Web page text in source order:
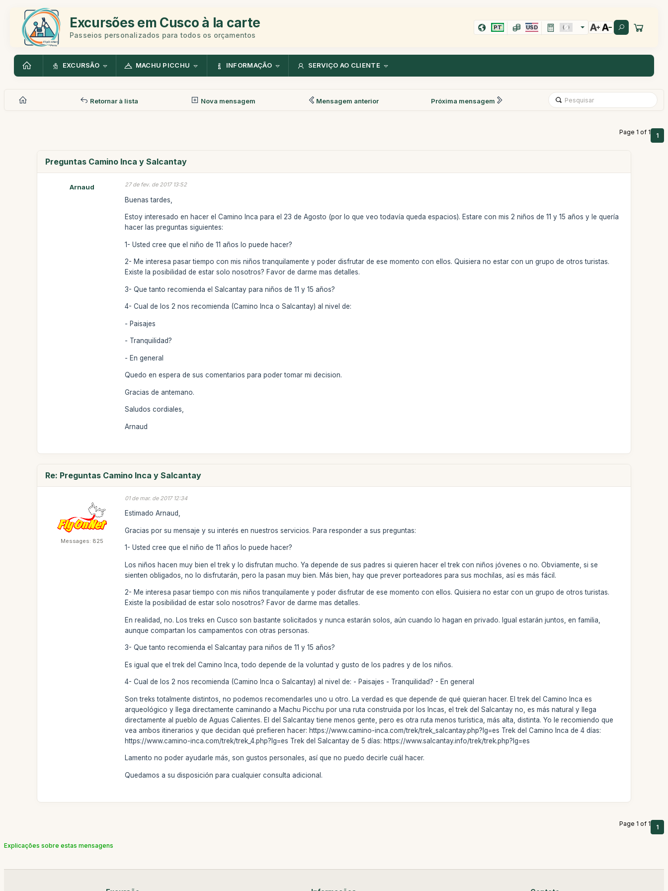
Excursões em Cusco à la carte
Passeios personalizados para todos os orçamentos
PT USD
EXCURSÃO MACHU PICCHU INFORMAÇÃO SERVIÇO AO CLIENTE
Retornar à lista Nova mensagem Mensagem anterior Próxima mensagem
Page 1 of 1 1
Preguntas Camino Inca y Salcantay
Arnaud 27 de fev. de 2017 13:52
Buenas tardes,
Estoy interesado en hacer el Camino Inca para el 23 de Agosto (por lo que veo todavía queda espacios). Estare con mis 2 niños de 11 y 15 años y le quería
hacer las preguntas siguientes:
1- Usted cree que el niño de 11 años lo puede hacer?
2- Me interesa pasar tiempo con mis niños tranquilamente y poder disfrutar de ese momento con ellos. Quisiera no estar con un grupo de otros turistas.
Existe la posibilidad de estar solo nosotros? Favor de darme mas detalles.
3- Que tanto recomienda el Salcantay para niños de 11 y 15 años?
4- Cual de los 2 nos recomienda (Camino Inca o Salcantay) al nivel de:
- Paisajes
- Tranquilidad?
- En general
Quedo en espera de sus comentarios para poder tomar mi decision.
Gracias de antemano.
Saludos cordiales,
Arnaud
Re: Preguntas Camino Inca y Salcantay
Messages: 825
01 de mar. de 2017 12:34
Estimado Arnaud,
Gracias por su mensaje y su interés en nuestros servicios. Para responder a sus preguntas:
1- Usted cree que el niño de 11 años lo puede hacer?
Los niños hacen muy bien el trek y lo disfrutan mucho. Ya depende de sus padres si quieren hacer el trek con niños jóvenes o no. Obviamente, si se
sienten obligados, no lo disfrutarán, pero la pasan muy bien. Más bien, hay que prever porteadores para sus mochilas, así es más fácil.
2- Me interesa pasar tiempo con mis niños tranquilamente y poder disfrutar de ese momento con ellos. Quisiera no estar con un grupo de otros turistas.
Existe la posibilidad de estar solo nosotros? Favor de darme mas detalles.
En realidad, no. Los treks en Cusco son bastante solicitados y nunca estarán solos, aún cuando lo hagan en privado. Igual estarán juntos, en familia,
aunque compartan los campamentos con otras personas.
3- Que tanto recomienda el Salcantay para niños de 11 y 15 años?
Es igual que el trek del Camino Inca, todo depende de la voluntad y gusto de los padres y de los niños.
4- Cual de los 2 nos recomienda (Camino Inca o Salcantay) al nivel de: - Paisajes - Tranquilidad? - En general
Son treks totalmente distintos, no podemos recomendarles uno u otro. La verdad es que depende de qué quieran hacer. El trek del Camino Inca es
arqueológico y llega directamente caminando a Machu Picchu por una ruta construida por los Incas, el trek del Salcantay no, es más natural y llega
directamente al pueblo de Aguas Calientes. El del Salcantay tiene menos gente, pero es otra ruta menos turística, más alta, distinta. Yo le recomiendo que
vea ambos itinerarios y que decidan qué prefieren hacer: https://www.camino-inca.com/trek/trek_salcantay.php?lg=es Trek del Camino Inca de 4 días:
https://www.camino-inca.com/trek/trek_4.php?lg=es Trek del Salcantay de 5 días: https://www.salcantay.info/trek/trek.php?lg=es
Lamento no poder ayudarle más, son gustos personales, así que no puedo decirle cuál hacer.
Quedamos a su disposición para cualquier consulta adicional.
Page 1 of 1 1
Explicações sobre estas mensagens